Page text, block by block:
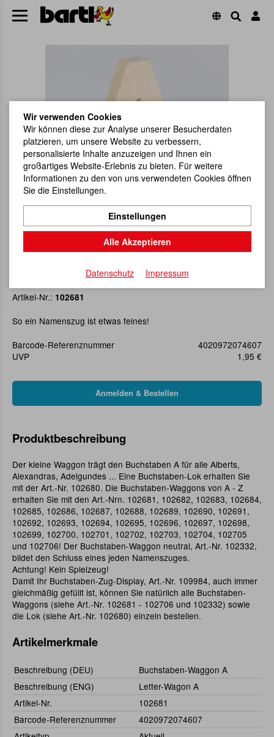
Buchstaben-Waggon A
Artikel-Nr.: 102681
So ein Namenszug ist etwas feines!
Barcode-Referenznummer
4020972074607
UVP
1,95 €
Produktbeschreibung
Der kleine Waggon trägt den Buchstaben A für alle Alberts,
Alexandras, Adelgundes ... Eine Buchstaben-Lok erhalten Sie
mit der Art.-Nr. 102680. Die Buchstaben-Waggons von A - Z
erhalten Sie mit den Art.-Nrn. 102681, 102682, 102683, 102684,
102685, 102686, 102687, 102688, 102689, 102690, 102691,
102692, 102693, 102694, 102695, 102696, 102697, 102698,
102699, 102700, 102701, 102702, 102703, 102704, 102705
und 102706! Der Buchstaben-Waggon neutral, Art.-Nr. 102332,
bildet den Schluss eines jeden Namenszuges.
Achtung! Kein Spielzeug!
Damit Ihr Buchstaben-Zug-Display, Art.-Nr. 109984, auch immer
gleichmäßig gefüllt ist, können Sie natürlich alle Buchstaben-
Waggons (siehe Art.-Nr. 102681 - 102706 und 102332) sowie
die Lok (siehe Art.-Nr. 102680) einzeln bestellen.
Artikelmerkmale
Beschreibung (DEU)
Buchstaben-Waggon A
Beschreibung (ENG)
Letter-Wagon A
Artikel-Nr.
102681
Barcode-Referenznummer
4020972074607
Wir verwenden Cookies
Wir können diese zur Analyse unserer Besucherdaten
platzieren, um unsere Website zu verbessern,
personalisierte Inhalte anzuzeigen und Ihnen ein
großartiges Website-Erlebnis zu bieten. Für weitere
Informationen zu den von uns verwendeten Cookies öffnen
Sie die Einstellungen.
Einstellungen
Alle Akzeptieren
Datenschutz Impressum